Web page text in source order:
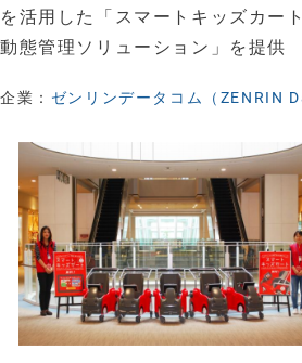
を活用した「スマートキッズカー
動態管理ソリューション」を提供
企業： ゼンリンデータコム（ZENRIN